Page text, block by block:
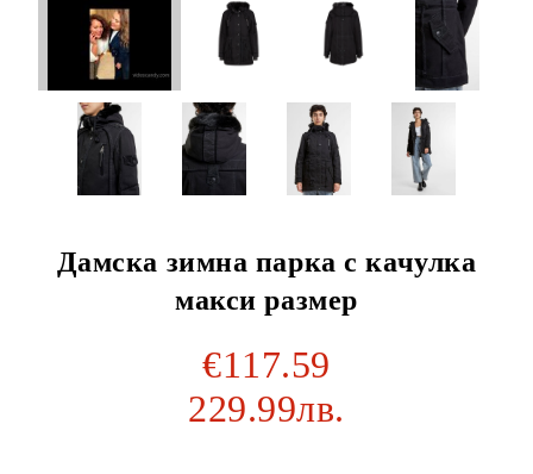
Дамска зимна парка с качулка
макси размер
€117.59
229.99лв.